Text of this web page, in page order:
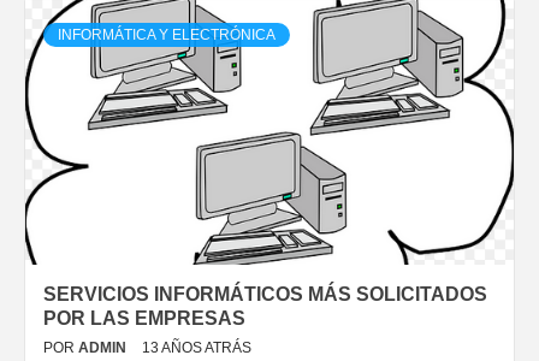
INFORMÁTICA Y ELECTRÓNICA
SERVICIOS INFORMÁTICOS MÁS SOLICITADOS
POR LAS EMPRESAS
POR ADMIN 13 AÑOS ATRÁS